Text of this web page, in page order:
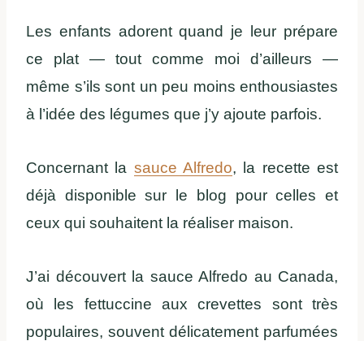
Les enfants adorent quand je leur prépare
ce plat — tout comme moi d’ailleurs —
même s’ils sont un peu moins enthousiastes
à l’idée des légumes que j’y ajoute parfois.
Concernant la sauce Alfredo, la recette est
déjà disponible sur le blog pour celles et
ceux qui souhaitent la réaliser maison.
J’ai découvert la sauce Alfredo au Canada,
où les fettuccine aux crevettes sont très
populaires, souvent délicatement parfumées